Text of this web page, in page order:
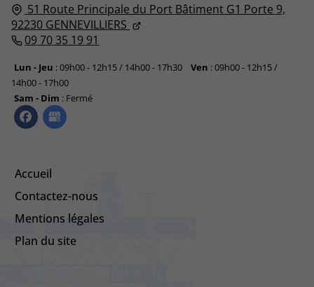
51 Route Principale du Port Bâtiment G1 Porte 9,
92230 GENNEVILLIERS
09 70 35 19 91
Lun - Jeu : 09h00 - 12h15 / 14h00 - 17h30 Ven : 09h00 - 12h15 /
14h00 - 17h00
Sam - Dim : Fermé
Accueil
Contactez-nous
Mentions légales
Plan du site